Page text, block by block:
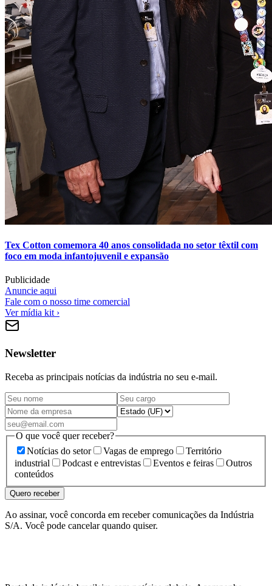
Tex Cotton comemora 40 anos consolidada no setor têxtil com
foco em moda infantojuvenil e expansão
Publicidade
Anuncie aqui
Fale com o nosso time comercial
Ver mídia kit ›
Newsletter
Receba as principais notícias da indústria no seu e-mail.
O que você quer receber?
Notícias do setor
Vagas de emprego
Território
industrial
Podcast e entrevistas Eventos e feiras
Outros
conteúdos
Quero receber
Ao assinar, você concorda em receber comunicações da Indústria
S/A. Você pode cancelar quando quiser.